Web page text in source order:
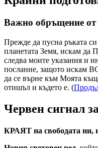
Важно обръщение
Прежде да пусна
планетата Земя, искам
следва моите указания и
послание, защото
да се върне към Моята
отишъл и където е. (
Червен сигнал
КРАЯТ на свободата ни,